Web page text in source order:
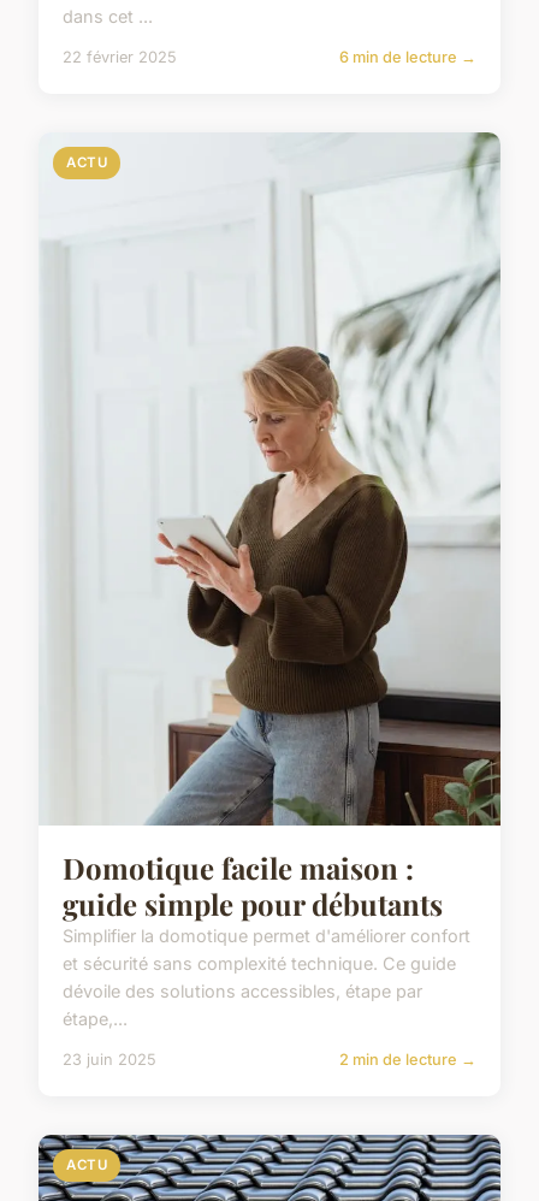
dans cet ...
22 février 2025 6 min de lecture →
ACTU
Domotique facile maison :
guide simple pour débutants
Simplifier la domotique permet d'améliorer confort
et sécurité sans complexité technique. Ce guide
dévoile des solutions accessibles, étape par
étape,...
23 juin 2025 2 min de lecture →
ACTU